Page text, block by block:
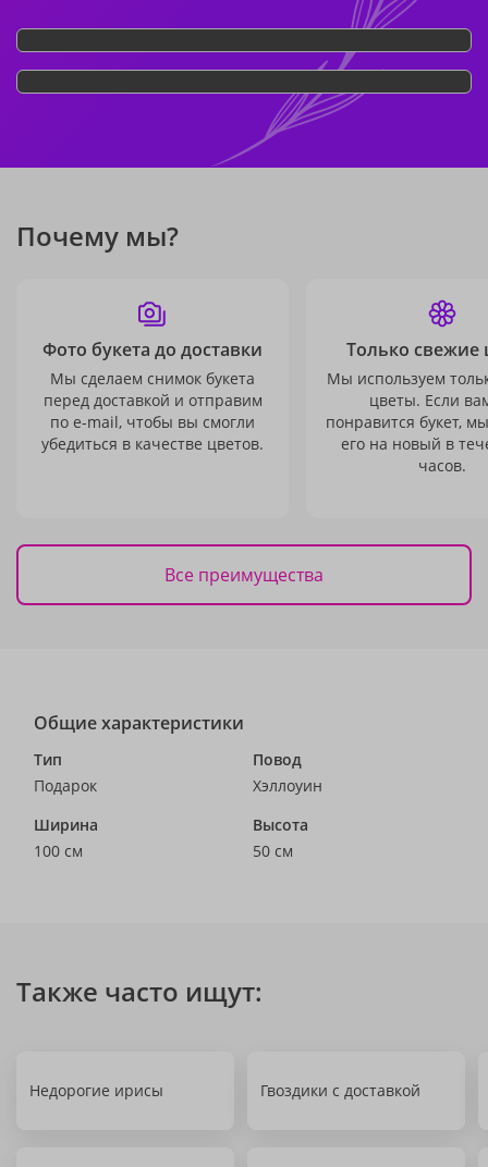
Почему мы?
Фото букета до доставки
Мы сделаем снимок букета
перед доставкой и отправим
по e-mail, чтобы вы смогли
убедиться в качестве цветов.
Только свежие
Мы используем
цветы. Если
понравится букет,
его на новый в
часов.
Все преимущества
Общие характеристики
Тип
Подарок
Повод
Хэллоуин
Ширина
100 см
Высота
50 см
Также часто ищут:
Недорогие ирисы Гвоздики с доставкой